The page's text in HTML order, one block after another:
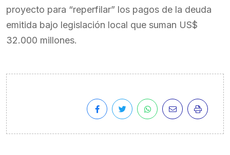
proyecto para “reperfilar” los pagos de la deuda
emitida bajo legislación local que suman US$
32.000 millones.